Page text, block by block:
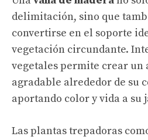
delimitación, sino que
convertirse en el soporte
vegetación circundante.
vegetales permite crear
agradable alrededor de su
aportando color y vida a su
Las plantas trepadoras